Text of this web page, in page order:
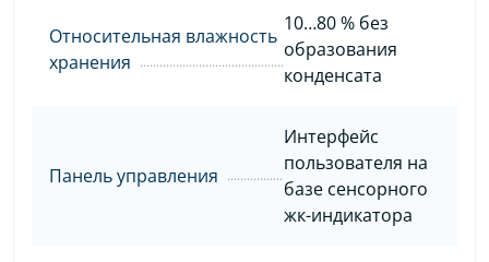
Относительная влажность
хранения
10…80 % без
образования
конденсата
Панель управления
Интерфейс
пользователя на
базе сенсорного
жк-индикатора